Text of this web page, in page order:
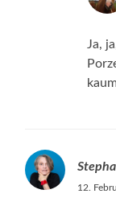
Ja,
12.